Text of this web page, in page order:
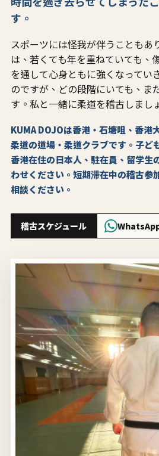
す。
スポーツには怪我が伴うこともあ
は、若くても年を重ねていても、
を通して心身ともに強くなってい
のですが、どの段階にいても、ま
す。私と一緒に柔道を稽古しまし
KUMA DOJOは香港・石塘咀、香港
柔道の道場・柔道クラブです。子ど
香港在住の日本人、駐在員、留学生
わせください。短期滞在中の稽古参
相談ください。
稽古スケジュール